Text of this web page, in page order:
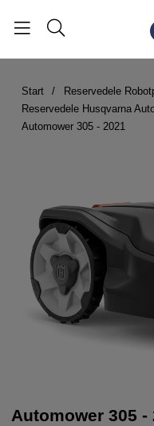
Start
Reservedele
Reservedele Husqvarna
Automower 305 - 2021
Automower 305 -